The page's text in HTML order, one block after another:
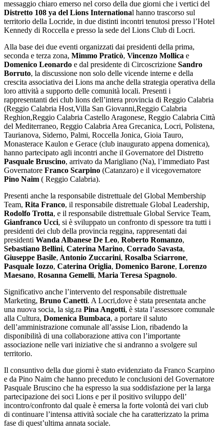
messaggio chiaro emerso nel corso della due giorni che i vertici del
Distretto 108 ya del Lions International hanno trascorso sul
territorio della Locride, in due distinti incontri tenutosi presso l’Hotel
Kennedy di Roccella e presso la sede del Lions Club di Locri.
Alla base dei due eventi organizzati dai presidenti della prima,
seconda e terza zona, Mimmo Praticò, Vincenzo Mollica e
Domenico Leonardo e dal presidente di Circoscrizione Sandro
Borruto, la discussione non solo delle vicende interne e della
crescita associativa dei Lions ma anche della strategia operativa della
loro attività a supporto delle comunità locali. Presenti i
rappresentanti dei club lions dell’intera provincia di Reggio Calabria
(Reggio Calabria Host,Villa San Giovanni,Reggio Calabria
Reghion,Reggio Calabria Castello Aragonese, Reggio Calabria Città
del Mediterraneo, Reggio Calabria Area Grecanica, Locri, Polistena,
Taurianova, Siderno, Palmi, Roccella Jonica, Gioia Tauro,
Monasterace Kaulon e Gerace (club inaugurato appena domenica),
hanno partecipato agli incontri anche il Governatore del Distretto
Pasquale Bruscino, arrivato da Marigliano (Na), l’immediato Past
Governatore Franco Scarpino (Catanzaro) e il vicegovernatore
Pino Naim ( Reggio Calabria).
Presenti anche la responsabile distrettuale del Global Membership
Team, Rita Franco, il responsabile distrettuale Global Leadership,
Rodolfo Trotta, e il responsabile distrettuale Global Service Team,
Gianfranco Ucci, si è sviluppato un confronto di spessore tra tutti i
presidenti dei club della provincia reggina, rappresentati dai
presidenti Wanda Albanese De Leo, Roberto Romanzo,
Sebastiano Bellini, Caterina Marino, Corrado Savasta,
Giuseppe Basile, Antonio Zuccarini, Rosalba Sciarrone,
Pasquale Iozzo, Caterina Origlia, Domenico Barone, Lorenzo
Maesano, Rosanna Gemelli, Maria Teresa Spagnolo.
Significativo anche l’intervento del responsabile distrettuale
Marketing, Bruno Canetti. A Locri,dove è stata presentata anche
una nuova socia, la sig.ra Pina Angotti, è stata l’assessore comunale
alla Cultura, Domenica Bumbaca, a portare il saluto
dell’amministrazione comunale all’assise Lion, ribadendo la
disponibilità di una collaborazione attiva con l’importante
associazione nelle vari iniziative che si andranno a svolgere sul
territorio.
Il consuntivo della due giorni è stato evidenziato da Franco Scarpino
e da Pino Naim che hanno preceduto le conclusioni del Governatore
Pasquale Bruscino che ha espresso la sua soddisfazione per la larga
partecipazione dei soci Lions e per il positivo sviluppo dell’
incontro/confronto dal quale è emersa la forte volontà dei vari club
di continuare l’intensa attività sociale che ha caratterizzato la prima
fase di quest’ultima annata sociale.